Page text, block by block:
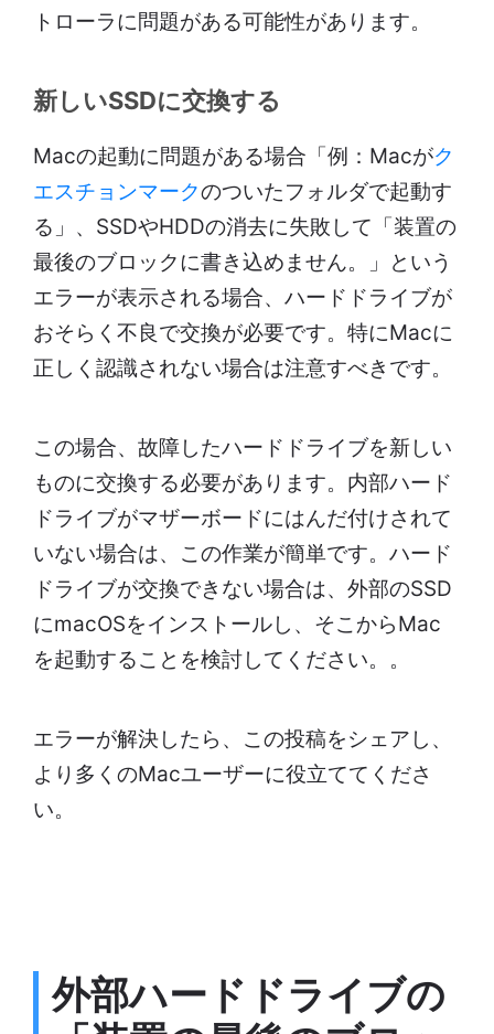
トローラに問題がある可能性があります。
新しいSSDに交換する
Macの起動に問題がある場合「例：Macがク
エスチョンマークのついたフォルダで起動す
る」、SSDやHDDの消去に失敗して「装置の
最後のブロックに書き込めません。」という
エラーが表示される場合、ハードドライブが
おそらく不良で交換が必要です。特にMacに
正しく認識されない場合は注意すべきです。
この場合、故障したハードドライブを新しい
ものに交換する必要があります。内部ハード
ドライブがマザーボードにはんだ付けされて
いない場合は、この作業が簡単です。ハード
ドライブが交換できない場合は、外部のSSD
にmacOSをインストールし、そこからMac
を起動することを検討してください。。
エラーが解決したら、この投稿をシェアし、
より多くのMacユーザーに役立ててくださ
い。
外部ハードドライブの